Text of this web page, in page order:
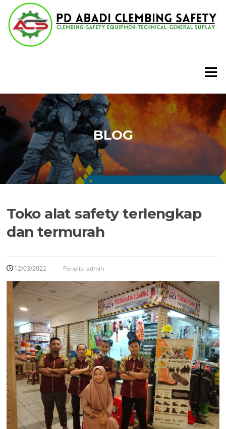
Lompat
konten
Menu
BLOG
Toko alat safety terlengkap
dan termurah
12/03/2022 Penulis:admin